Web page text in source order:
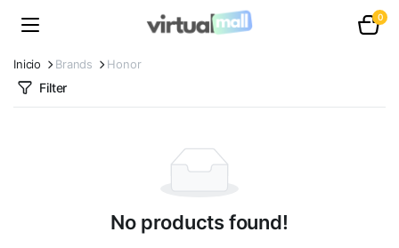
0
Inicio Brands Honor
Filter
No products found!